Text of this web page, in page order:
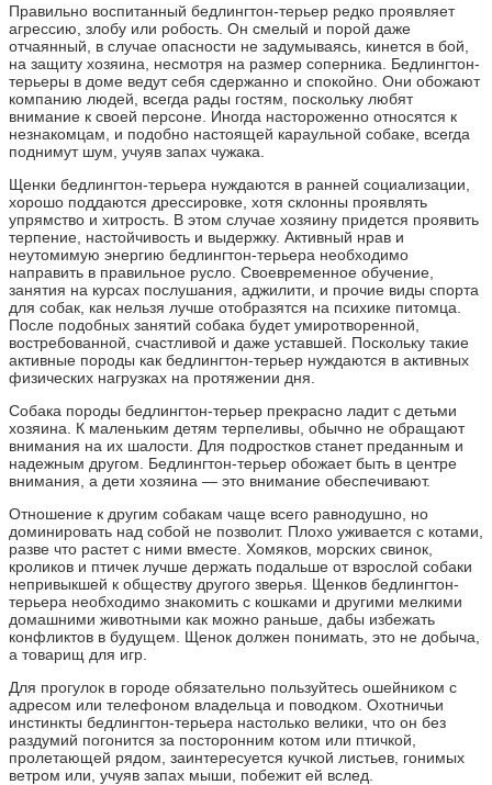
Правильно воспитанный бедлингтон-терьер редко проявляет
агрессию, злобу или робость. Он смелый и порой даже
отчаянный, в случае опасности не задумываясь, кинется в бой,
на защиту хозяина, несмотря на размер соперника. Бедлингтон-
терьеры в доме ведут себя сдержанно и спокойно. Они обожают
компанию людей, всегда рады гостям, поскольку любят
внимание к своей персоне. Иногда настороженно относятся к
незнакомцам, и подобно настоящей караульной собаке, всегда
поднимут шум, учуяв запах чужака.
Щенки бедлингтон-терьера нуждаются в ранней социализации,
хорошо поддаются дрессировке, хотя склонны проявлять
упрямство и хитрость. В этом случае хозяину придется проявить
терпение, настойчивость и выдержку. Активный нрав и
неутомимую энергию бедлингтон-терьера необходимо
направить в правильное русло. Своевременное обучение,
занятия на курсах послушания, аджилити, и прочие виды спорта
для собак, как нельзя лучше отобразятся на психике питомца.
После подобных занятий собака будет умиротворенной,
востребованной, счастливой и даже уставшей. Поскольку такие
активные породы как бедлингтон-терьер нуждаются в активных
физических нагрузках на протяжении дня.
Собака породы бедлингтон-терьер прекрасно ладит с детьми
хозяина. К маленьким детям терпеливы, обычно не обращают
внимания на их шалости. Для подростков станет преданным и
надежным другом. Бедлингтон-терьер обожает быть в центре
внимания, а дети хозяина — это внимание обеспечивают.
Отношение к другим собакам чаще всего равнодушно, но
доминировать над собой не позволит. Плохо уживается с котами,
разве что растет с ними вместе. Хомяков, морских свинок,
кроликов и птичек лучше держать подальше от взрослой собаки
непривыкшей к обществу другого зверья. Щенков бедлингтон-
терьера необходимо знакомить с кошками и другими мелкими
домашними животными как можно раньше, дабы избежать
конфликтов в будущем. Щенок должен понимать, это не добыча,
а товарищ для игр.
Для прогулок в городе обязательно пользуйтесь ошейником с
адресом или телефоном владельца и поводком. Охотничьи
инстинкты бедлингтон-терьера настолько велики, что он без
раздумий погонится за посторонним котом или птичкой,
пролетающей рядом, заинтересуется кучкой листьев, гонимых
ветром или, учуяв запах мыши, побежит ей вслед.